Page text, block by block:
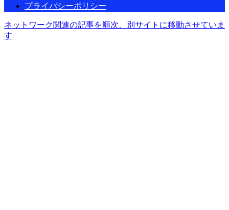
プライバシーポリシー
ネットワーク関連の記事を順次、別サイトに移動させていま
す